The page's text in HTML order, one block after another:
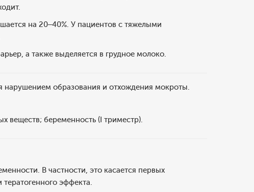
на 20–40%. У пациентов с тяжелыми
а также выделяется в грудное молоко.
нарушением образования и отхождения мокроты.
веществ; беременность (I триместр).
В частности, это касается первых
эффекта.